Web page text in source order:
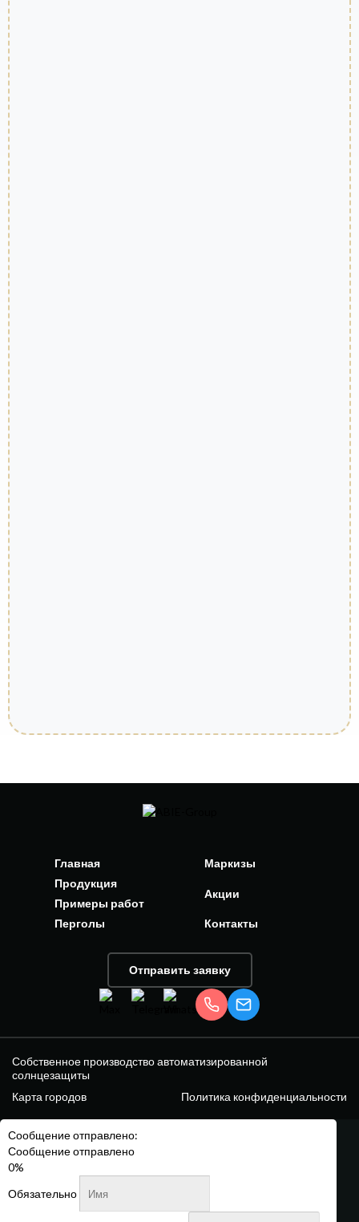
Главная
Продукция
Примеры работ
Перголы
Маркизы
Акции
Контакты
Отправить заявку
Собственное производство автоматизированной
солнцезащиты
Карта городов
Политика конфиденциальности
Сообщение отправлено:
Сообщение отправлено
0%
Обязательно